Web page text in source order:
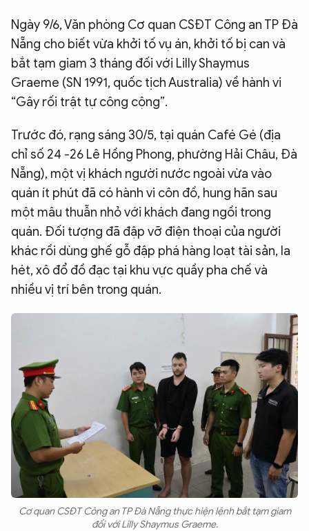
CÔNG NGHỆ
QUỐC TẾ
VĂN HÓA - THỂ THAO
BẠN ĐỌC & CAND
ĐA PHƯƠNG TIỆN
eMagazine
Podcast
Video Ảnh
Infographic
Chuyên trang An ninh thế giới Văn nghệ Công an
Ngày 9/6, Văn phòng Cơ quan CSĐT Công an TP Đà
Nẵng cho biết vừa khởi tố vụ án, khởi tố bị can và
bắt tạm giam 3 tháng đối với Lilly Shaymus
Graeme (SN 1991, quốc tịch Australia) về hành vi
“Gây rối trật tự công cộng”.
Trước đó, rạng sáng 30/5, tại quán Café Gé (địa
chỉ số 24 -26 Lê Hồng Phong, phường Hải Châu, Đà
Nẵng), một vị khách người nước ngoài vừa vào
quán ít phút đã có hành vi côn đồ, hung hãn sau
một mâu thuẫn nhỏ với khách đang ngồi trong
quán. Đối tượng đã đập vỡ điện thoại của người
khác rồi dùng ghế gỗ đập phá hàng loạt tài sản, la
hét, xô đổ đồ đạc tại khu vực quầy pha chế và
nhiều vị trí bên trong quán.
Cơ quan CSĐT Công an TP Đà Nẵng thực hiện lệnh bắt tạm giam
đối với Lilly Shaymus Graeme.